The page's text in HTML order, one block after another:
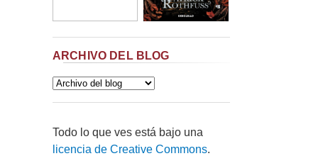
ARCHIVO DEL BLOG
Todo lo que ves está bajo una
licencia de Creative Commons.